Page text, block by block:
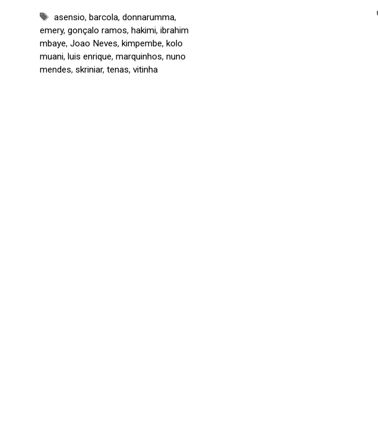
Étiquettes
asensio,barcola,donnarumma,
emery, gonçalo ramos, hakimi, ibrahim
mbaye, Joao Neves, kimpembe, kolo
muani, luis enrique, marquinhos, nuno
mendes, skriniar, tenas, vitinha